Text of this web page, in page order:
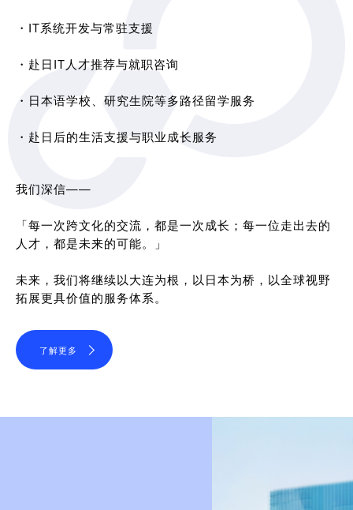
・IT系统开发与常驻支援
・赴日IT人才推荐与就职咨询
・日本语学校、研究生院等多路径留学服务
・赴日后的生活支援与职业成长服务
我们深信——
「每一次跨文化的交流，都是一次成长；每一位走出去的
人才，都是未来的可能。」
未来，我们将继续以大连为根，以日本为桥，以全球视野
拓展更具价值的服务体系。
了解更多